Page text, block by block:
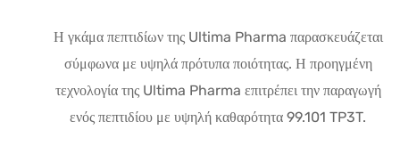
Η γκάμα πεπτιδίων της Ultima Pharma παρασκευάζεται
σύμφωνα με υψηλά πρότυπα ποιότητας. Η προηγμένη
τεχνολογία της Ultima Pharma επιτρέπει την παραγωγή
ενός πεπτιδίου με υψηλή καθαρότητα 99.101 TP3T.